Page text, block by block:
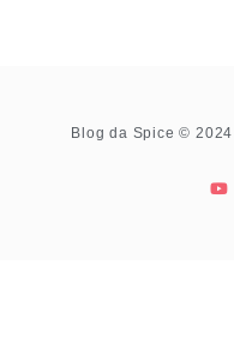
Blog da Spice ©